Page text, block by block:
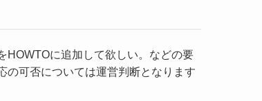
HOWTOに追加して欲しい。などの要
の可否については運営判断となります